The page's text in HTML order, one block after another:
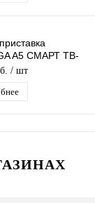
A5 СМАРТ ТВ-
4К Android 9,
мультимедийный
/ шт